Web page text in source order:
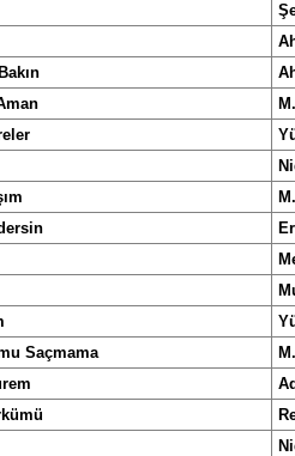
Saçmama